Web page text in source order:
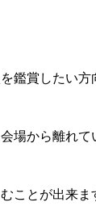
鑑賞したい方
場から離れて
ことが出来ま